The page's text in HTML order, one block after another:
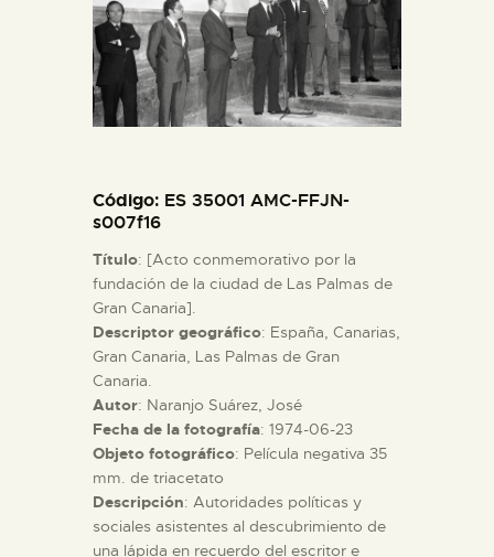
ACTIVIDADES
COLECCIONES
DIDÁCTICA
ESPAÑOL
Código: ES 35001 AMC-FFJN-
s007f16
Título: [Acto conmemorativo por la
fundación de la ciudad de Las Palmas de
Gran Canaria].
Descriptor geográfico: España, Canarias,
Gran Canaria, Las Palmas de Gran
Canaria.
Autor: Naranjo Suárez, José
Fecha de la fotografía: 1974-06-23
Objeto fotográfico: Película negativa 35
mm. de triacetato
Descripción: Autoridades políticas y
sociales asistentes al descubrimiento de
una lápida en recuerdo del escritor e